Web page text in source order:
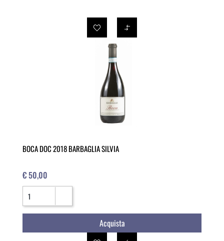
BOCA DOC 2018 BARBAGLIA SILVIA
€ 50,00
Quantità
Acquista